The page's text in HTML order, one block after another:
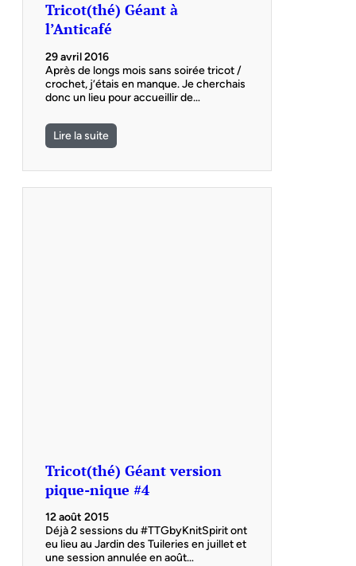
Tricot(thé) Géant à
l’Anticafé
29 avril 2016
Après de longs mois sans soirée tricot /
crochet, j’étais en manque. Je cherchais
donc un lieu pour accueillir de…
Lire la suite
Tricot(thé) Géant version
pique-nique #4
12 août 2015
Déjà 2 sessions du #TTGbyKnitSpirit ont
eu lieu au Jardin des Tuileries en juillet et
une session annulée en août…